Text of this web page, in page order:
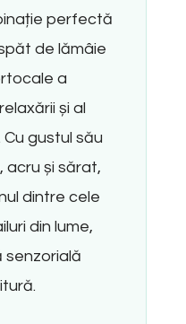
perfectă
de lămâie
a
și al
gustul său
acru și sărat,
dintre cele
din lume,
senzorială